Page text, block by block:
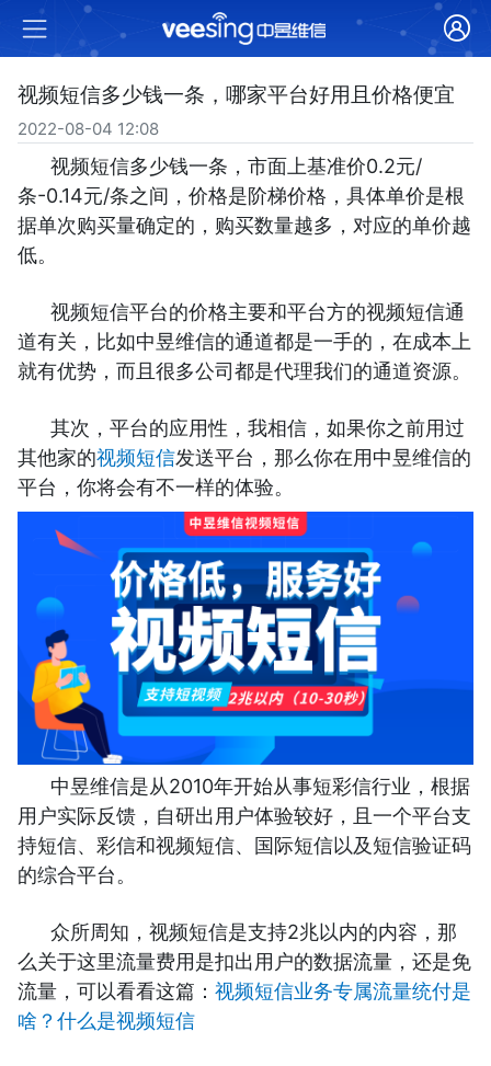
视频短信多少钱一条，哪家平台好用且价格便宜
2022-08-04 12:08
视频短信多少钱一条，市面上基准价0.2元/
条-0.14元/条之间，价格是阶梯价格，具体单价是根
据单次购买量确定的，购买数量越多，对应的单价越
低。
视频短信平台的价格主要和平台方的视频短信通
道有关，比如中昱维信的通道都是一手的，在成本上
就有优势，而且很多公司都是代理我们的通道资源。
其次，平台的应用性，我相信，如果你之前用过
其他家的视频短信发送平台，那么你在用中昱维信的
平台，你将会有不一样的体验。
中昱维信是从2010年开始从事短彩信行业，根据
用户实际反馈，自研出用户体验较好，且一个平台支
持短信、彩信和视频短信、国际短信以及短信验证码
的综合平台。
众所周知，视频短信是支持2兆以内的内容，那
么关于这里流量费用是扣出用户的数据流量，还是免
流量，可以看看这篇： 视频短信业务专属流量统付是
啥？什么是视频短信